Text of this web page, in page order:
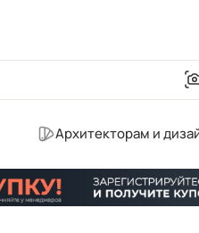
Архитекторам и